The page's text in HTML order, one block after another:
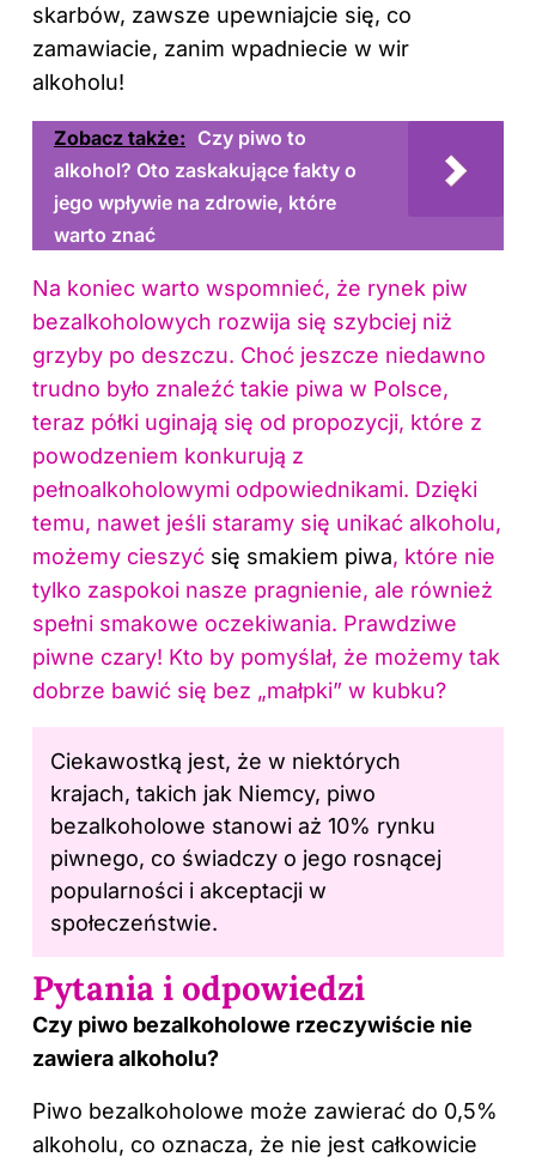
skarbów, zawsze upewniajcie się, co
zamawiacie, zanim wpadniecie w wir
alkoholu!
Zobacz także: Czy piwo to
alkohol? Oto zaskakujące fakty o
jego wpływie na zdrowie, które
warto znać
Na koniec warto wspomnieć, że rynek piw
bezalkoholowych rozwija się szybciej niż
grzyby po deszczu. Choć jeszcze niedawno
trudno było znaleźć takie piwa w Polsce,
teraz półki uginają się od propozycji, które z
powodzeniem konkurują z
pełnoalkoholowymi odpowiednikami. Dzięki
temu, nawet jeśli staramy się unikać alkoholu,
możemy cieszyć się smakiem piwa, które nie
tylko zaspokoi nasze pragnienie, ale również
spełni smakowe oczekiwania. Prawdziwe
piwne czary! Kto by pomyślał, że możemy tak
dobrze bawić się bez „małpki” w kubku?
Ciekawostką jest, że w niektórych
krajach, takich jak Niemcy, piwo
bezalkoholowe stanowi aż 10% rynku
piwnego, co świadczy o jego rosnącej
popularności i akceptacji w
społeczeństwie.
Pytania i odpowiedzi
Czy piwo bezalkoholowe rzeczywiście nie
zawiera alkoholu?
Piwo bezalkoholowe może zawierać do 0,5%
alkoholu, co oznacza, że nie jest całkowicie